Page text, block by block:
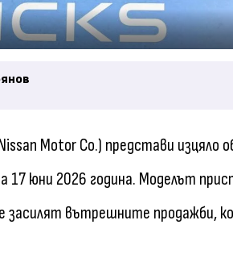
Motor Co.) представи изцяло
17 юни 2026 година. Моделът
засилят вътрешните продажби,